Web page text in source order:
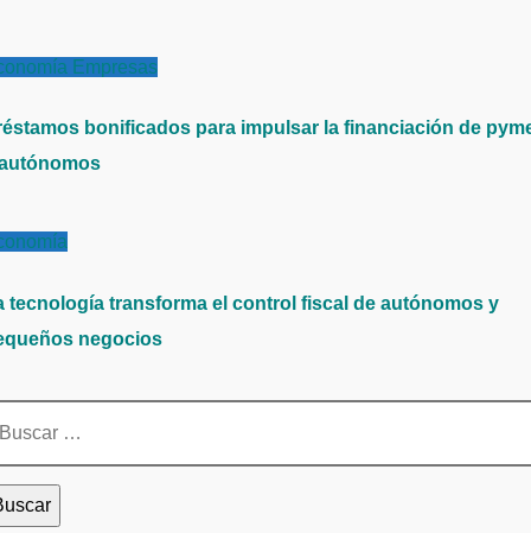
Empresas
bonificados para impulsar la financiación de
tecnología transforma el control fiscal de autónomos y
negocios